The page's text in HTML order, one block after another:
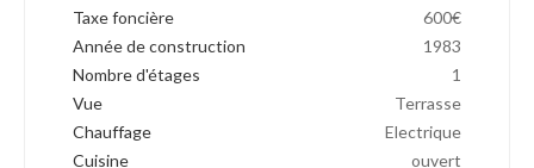
Taxe foncière
600€
Année de construction
1983
Nombre d'étages
1
Vue
Terrasse
Chauffage
Electrique
Cuisine
ouvert